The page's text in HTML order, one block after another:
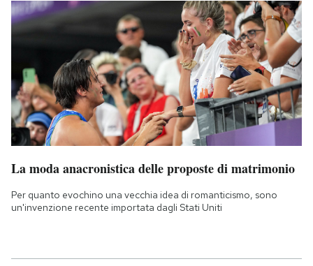
La moda anacronistica delle proposte di matrimonio
Per quanto evochino una vecchia idea di romanticismo, sono
un'invenzione recente importata dagli Stati Uniti